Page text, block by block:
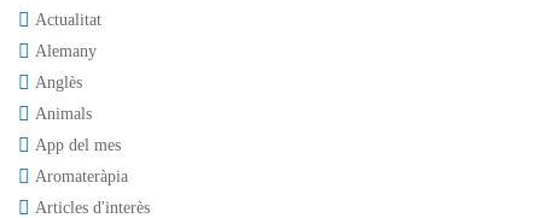
Actualitat
Alemany
Anglès
Animals
App del mes
Aromateràpia
Articles d'interès